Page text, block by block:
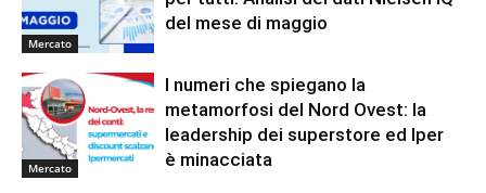
Mercato
del mese di maggio
Mercato
I numeri che spiegano la
metamorfosi del Nord Ovest: la
leadership dei superstore ed Iper
è minacciata